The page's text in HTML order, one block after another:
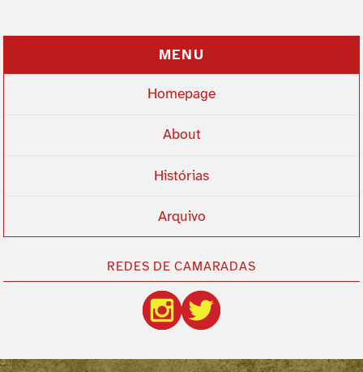
MENU
Homepage
About
Histórias
Arquivo
REDES DE CAMARADAS